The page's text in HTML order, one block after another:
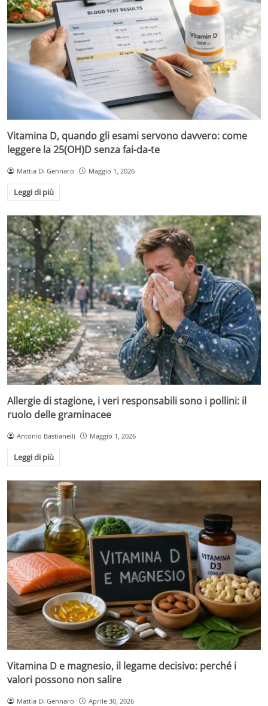
Vitamina D, quando gli esami servono davvero: come
leggere la 25(OH)D senza fai-da-te
Mattia Di Gennaro Maggio 1, 2026
Leggi di più
Allergie di stagione, i veri responsabili sono i pollini: il
ruolo delle graminacee
Antonio Bastianelli Maggio 1, 2026
Leggi di più
Vitamina D e magnesio, il legame decisivo: perché i
valori possono non salire
Mattia Di Gennaro Aprile 30, 2026